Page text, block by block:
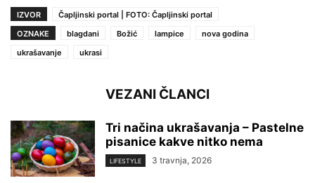
IZVOR
Čapljinski portal | FOTO: Čapljinski portal
OZNAKE
blagdani Božić lampice
nova godina
ukrašavanje
ukrasi
VEZANI ČLANCI
Tri načina ukrašavanja – Pastelne
pisanice kakve nitko nema
LIFESTYLE 3 travnja, 2026